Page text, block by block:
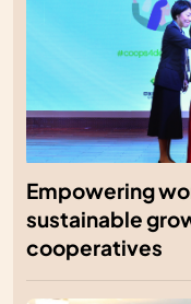
Empowering
sustainable
cooperatives